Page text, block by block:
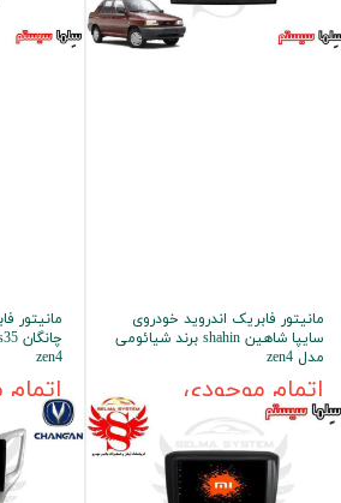
مانیتور فابریک اندروید خودروی
سایپا شاهین shahin برند شیائومی
مدل zen4
اتمام موجودی
مانیتور
zen4